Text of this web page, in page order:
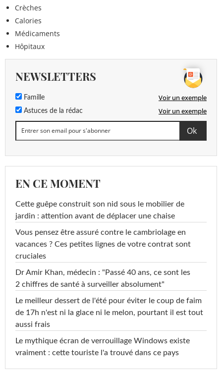
Crèches
Calories
Médicaments
Hôpitaux
NEWSLETTERS
Famille Voir un exemple
Astuces de la rédac Voir un exemple
EN CE MOMENT
Cette guêpe construit son nid sous le mobilier de
jardin : attention avant de déplacer une chaise
Vous pensez être assuré contre le cambriolage en
vacances ? Ces petites lignes de votre contrat sont
cruciales
Dr Amir Khan, médecin : "Passé 40 ans, ce sont les
2 chiffres de santé à surveiller absolument"
Le meilleur dessert de l'été pour éviter le coup de faim
de 17h n'est ni la glace ni le melon, pourtant il est tout
aussi frais
Le mythique écran de verrouillage Windows existe
vraiment : cette touriste l'a trouvé dans ce pays